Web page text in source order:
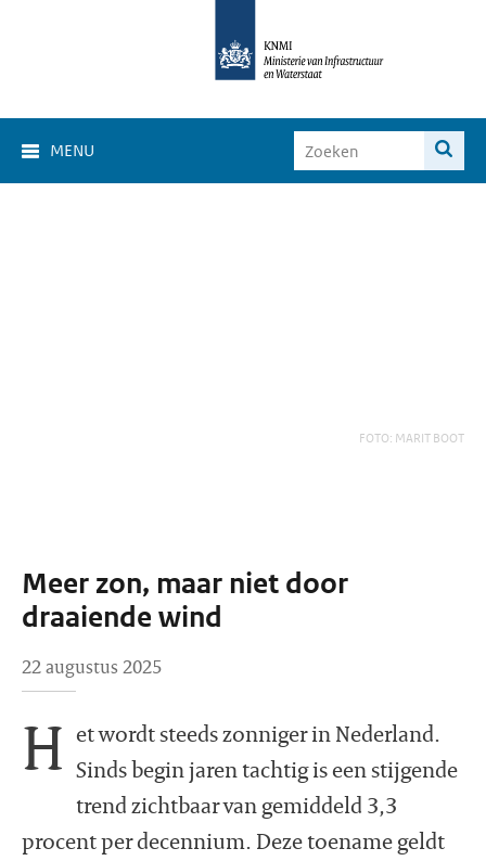
MENU
FOTO: MARIT BOOT
Meer zon, maar niet door
draaiende wind
22 augustus 2025
H et wordt steeds zonniger in Nederland.
Sinds begin jaren tachtig is een stijgende
trend zichtbaar van gemiddeld 3,3
procent per decennium. Deze toename geldt